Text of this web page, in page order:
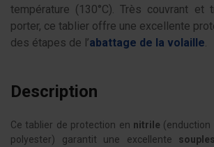
température (130°C). Très couvrant et
porter, ce tablier offre une excellente
des étapes de l’abattage de la volaille
Description
Ce tablier de protection en nitrile
polyester) garantit une excellente